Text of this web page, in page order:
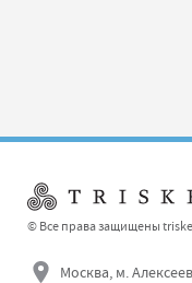
© Все права защищены
Москва, м.